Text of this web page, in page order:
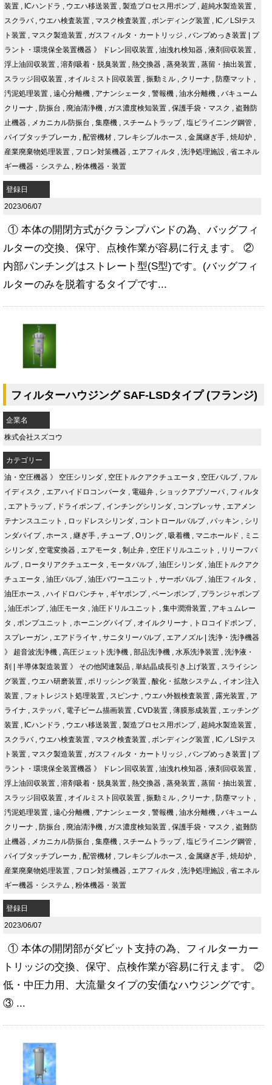
装置 , ICハンドラ , ウエハ移送装置 , 製造プロセス用ポンプ, 超純水製造装置 ,
スクラバ, ウエハ検査装置 , マスク検査装置 , ボンディング装置 , IC／LSIテス
ト装置 , マスク製造装置 , ガスフィルタ・カートリッジ , バンプめっき装置
プ
ラント・環境保全装置機器 》 ドレン回収装置 , 油洩れ検知器 , 液剤回収装置 ,
浮上油回収装置 , 溶剤吸着・脱臭装置 , 熱交換器 , 蒸発装置 , 蒸留・抽出装置 ,
スラッジ回収装置 , オイルミスト回収装置 , 振動ミル , クリーナ , 防塵マット ,
汚泥処理装置 , 遠心分離機 , アナンシェータ , 警報機 , 油水分離機 , バキューム
クリーナ , 防振台 , 廃油清浄機 , ガス濃度検知装置 , 保護手袋・マスク , 盗難防
止機器 , メカニカル防振台 , 集塵機 , スチームトラップ, 塩ビライニング鋼管 ,
パイプタッチブレーカ , 配管機材 , フレキシブルホース , 金属継ぎ手 , 焼却炉 ,
産業廃棄物処理装置 , フロン対策機器 , エアフィルタ , 洗浄処理施設 , 省エネル
ギー機器・システム , 粉体機器・装置
登録日
2023/06/07
① 本体の開閉方式がクランプバンドの為、バッグフィ
ルターの交換、保守、点検作業が容易に行えます。 ②
内部パンチングはストレート型(S型)です。(バッグフィ
ルターのみを脱着するタイプです...
フィルターハウジング SAF-LSDタイプ (フランジ)
企業名
株式会社スズコウ
カテゴリー
油・空圧機器 》 空圧シリンダ , 空圧トルクアクチュエータ , 空圧バルブ , フル
イディスク , エアハイドロコンバータ , 電磁弁 , ショックアブソーバ, フィルタ
, エアトラップ, ドライポンプ, インチングシリンダ , コンプレッサ , エアメン
テナンスユニット , ロッドレスシリンダ , コントロールバルブ , パッキン , シリ
ンダパイプ, ホース , 継ぎ手 , チューブ , Oリング , 吸着機 , マニホールド , ミニ
シリンダ , 空電変換器 , エアモータ , 制止弁 , 空圧ドリルユニット , リリーフバ
ルブ , ロータリアクチュエータ , モータバルブ , 油圧シリンダ , 油圧トルクアク
チュエータ , 油圧バルブ , 油圧パワーユニット , サーボバルブ , 油圧フィルタ ,
油圧ホース , ハイドロパンチャ , ギヤポンプ, ベーンポンプ, プランジャポンプ
, 油圧ポンプ, 油圧モータ , 油圧ドリルユニット , 集中潤滑装置 , アキュムレー
タ , ポンプユニット , ホーニングパイプ, オイルクリーナ , トロコイドポンプ,
スプレーガン , エアドライヤ , サニタリーバルブ , エアノズル
洗浄・洗浄機器
》 超音波洗浄機 , 高圧ジェット洗浄機 , 部品洗浄機 , 水系洗浄装置 , 洗浄液・
剤
半導体製造装置 》 その他関連製品 , 単結晶成長引き上げ装置 , スライシン
グ装置 , ウエハ研磨装置 , ポリッシング装置 , 酸化・拡散システム , イオン注入
装置 , フォトレジスト処理装置 , スピンナ , ウエハ外観検査装置 , 露光装置 , ア
ライナ , ステッパ , 電子ビーム描画装置 , CVD装置 , 薄膜形成装置 , エッチング
装置 , ICハンドラ , ウエハ移送装置 , 製造プロセス用ポンプ, 超純水製造装置 ,
スクラバ, ウエハ検査装置 , マスク検査装置 , ボンディング装置 , IC／LSIテス
ト装置 , マスク製造装置 , ガスフィルタ・カートリッジ , バンプめっき装置
プ
ラント・環境保全装置機器 》 ドレン回収装置 , 油洩れ検知器 , 液剤回収装置 ,
浮上油回収装置 , 溶剤吸着・脱臭装置 , 熱交換器 , 蒸発装置 , 蒸留・抽出装置 ,
スラッジ回収装置 , オイルミスト回収装置 , 振動ミル , クリーナ , 防塵マット ,
汚泥処理装置 , 遠心分離機 , アナンシェータ , 警報機 , 油水分離機 , バキューム
クリーナ , 防振台 , 廃油清浄機 , ガス濃度検知装置 , 保護手袋・マスク , 盗難防
止機器 , メカニカル防振台 , 集塵機 , スチームトラップ, 塩ビライニング鋼管 ,
パイプタッチブレーカ , 配管機材 , フレキシブルホース , 金属継ぎ手 , 焼却炉 ,
産業廃棄物処理装置 , フロン対策機器 , エアフィルタ , 洗浄処理施設 , 省エネル
ギー機器・システム , 粉体機器・装置
登録日
2023/06/07
① 本体の開閉部がダビット支持の為、フィルターカー
トリッジの交換、保守、点検作業が容易に行えます。 ②
低・中圧力用、大流量タイプの安価なハウジングです。
③ ...